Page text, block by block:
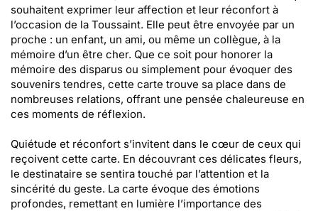
souhaitent exprimer leur affection et leur réconfort à
l’occasion de la Toussaint. Elle peut être envoyée par un
proche : un enfant, un ami, ou même un collègue, à la
mémoire d’un être cher. Que ce soit pour honorer la
mémoire des disparus ou simplement pour évoquer des
souvenirs tendres, cette carte trouve sa place dans de
nombreuses relations, offrant une pensée chaleureuse en
ces moments de réflexion.
Quiétude et réconfort s’invitent dans le cœur de ceux qui
reçoivent cette carte. En découvrant ces délicates fleurs,
le destinataire se sentira touché par l’attention et la
sincérité du geste. La carte évoque des émotions
profondes, remettant en lumière l’importance des